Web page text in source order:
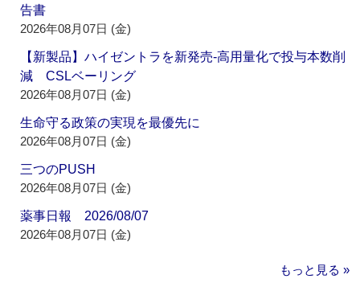
告書
2026年08月07日 (金)
【新製品】ハイゼントラを新発売‐高用量化で投与本数削
減 CSLベーリング
2026年08月07日 (金)
生命守る政策の実現を最優先に
2026年08月07日 (金)
三つのPUSH
2026年08月07日 (金)
薬事日報 2026/08/07
2026年08月07日 (金)
もっと見る »